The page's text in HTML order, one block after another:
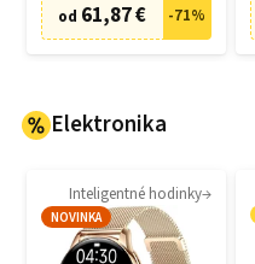
od 61,87 € -71%
Elektronika
Inteligentné hodinky
NOVINKA